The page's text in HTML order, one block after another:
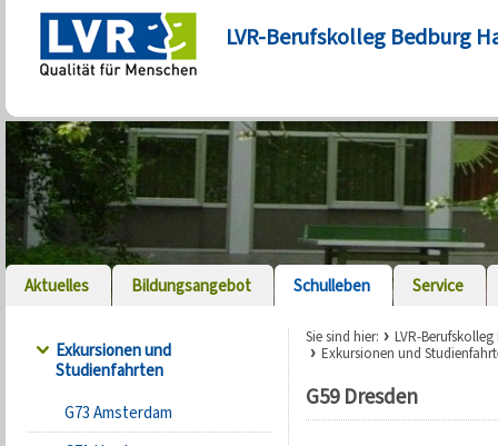
LVR-Berufskolleg Bedburg
Aktuelles Bildungsangebot Schulleben Service
Exkursionen und
Studienfahrten
G73 Amsterdam
Sie sind hier:
LVR-
Exkursionen und
G59 Dresden